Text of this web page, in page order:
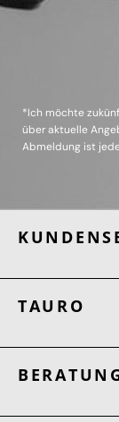
*Ich möchte
über aktuelle
Abmeldung ist
TAURO